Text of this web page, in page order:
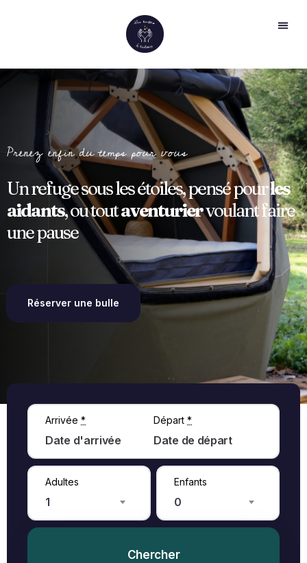
Prenez enfin du temps pour vous
Un refuge sous les étoiles, pensé pourles
aidants, ou toutaventuriervoulant faire
une pause
Réserver une bulle
Arrivée * Départ *
Adultes
1
Enfants
0
Chercher